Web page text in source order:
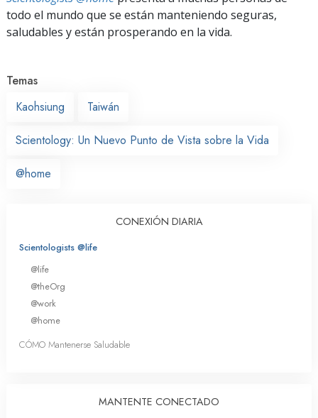
todo el mundo que se están manteniendo seguras,
saludables y están prosperando en la vida.
Temas
Kaohsiung
Taiwán
Scientology: Un Nuevo Punto de Vista sobre la Vida
@home
CONEXIÓN DIARIA
Scientologists @life
@life
@theOrg
@work
@home
CÓMO Mantenerse Saludable
MANTENTE CONECTADO